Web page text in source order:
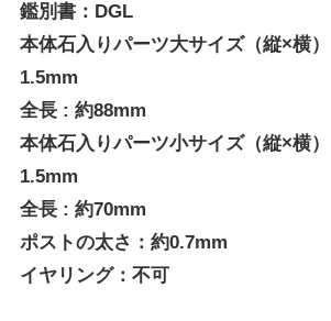
鑑別書：DGL
本体石入りパーツ大サイズ（縦×横
1.5mm
全長 : 約88mm
本体石入りパーツ小サイズ（縦×横
1.5mm
全長 : 約70mm
ポストの太さ：約0.7mm
イヤリング：不可